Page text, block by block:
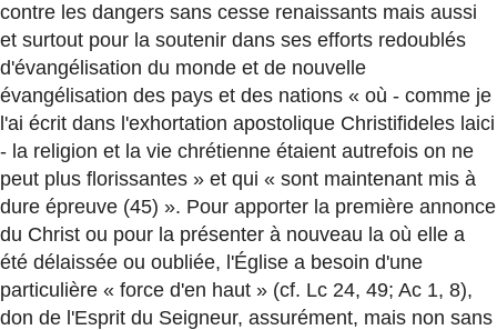
contre les dangers sans cesse renaissants mais aussi
et surtout pour la soutenir dans ses efforts redoublés
d'évangélisation du monde et de nouvelle
évangélisation des pays et des nations « où - comme je
l'ai écrit dans l'exhortation apostolique Christifideles laici
- la religion et la vie chrétienne étaient autrefois on ne
peut plus florissantes » et qui « sont maintenant mis à
dure épreuve (45) ». Pour apporter la première annonce
du Christ ou pour la présenter à nouveau la où elle a
été délaissée ou oubliée, l'Église a besoin d'une
particulière « force d'en haut » (cf. Lc 24, 49; Ac 1, 8),
don de l'Esprit du Seigneur, assurément, mais non sans